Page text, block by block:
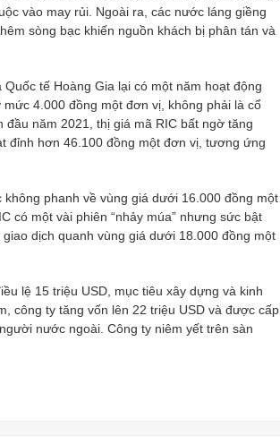
vào may rủi. Ngoài ra, các nước láng giềng
sòng bạc khiến nguồn khách bị phân tán và
tế Hoàng Gia lại có một năm hoạt động
4.000 đồng một đơn vị, không phải là cổ
năm 2021, thị giá mã RIC bất ngờ tăng
đỉnh hơn 46.100 đồng một đơn vị, tương ứng
phanh về vùng giá dưới 16.000 đồng một
có một vài phiên “nhảy múa” nhưng sức bật
dịch quanh vùng giá dưới 18.000 đồng một
lệ 15 triệu USD, mục tiêu xây dựng và kinh
công ty tăng vốn lên 22 triệu USD và được cấp
nước ngoài. Công ty niêm yết trên sàn